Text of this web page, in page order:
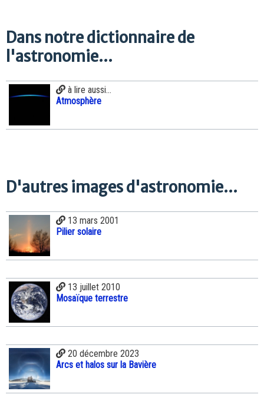
Dans notre dictionnaire de
l'astronomie...
à lire aussi...
Atmosphère
D'autres images d'astronomie...
13 mars 2001
Pilier solaire
13 juillet 2010
Mosaïque terrestre
20 décembre 2023
Arcs et halos sur la Bavière